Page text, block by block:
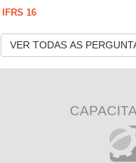
IFRS 16
VER TODAS AS